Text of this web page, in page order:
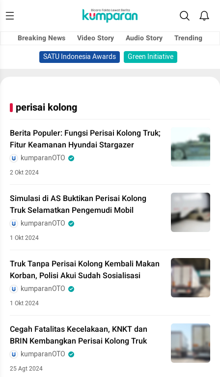
Breaking News Video Story Audio Story
Trending
SATU Indonesia Awards
Green Initiative
perisai kolong
Berita Populer: Fungsi Perisai Kolong Truk;
Fitur Keamanan Hyundai Stargazer
kumparanOTO
2 Okt 2024
Simulasi di AS Buktikan Perisai Kolong
Truk Selamatkan Pengemudi Mobil
kumparanOTO
1 Okt 2024
Truk Tanpa Perisai Kolong Kembali Makan
Korban, Polisi Akui Sudah Sosialisasi
kumparanOTO
1 Okt 2024
Cegah Fatalitas Kecelakaan, KNKT dan
BRIN Kembangkan Perisai Kolong Truk
kumparanOTO
25 Agt 2024